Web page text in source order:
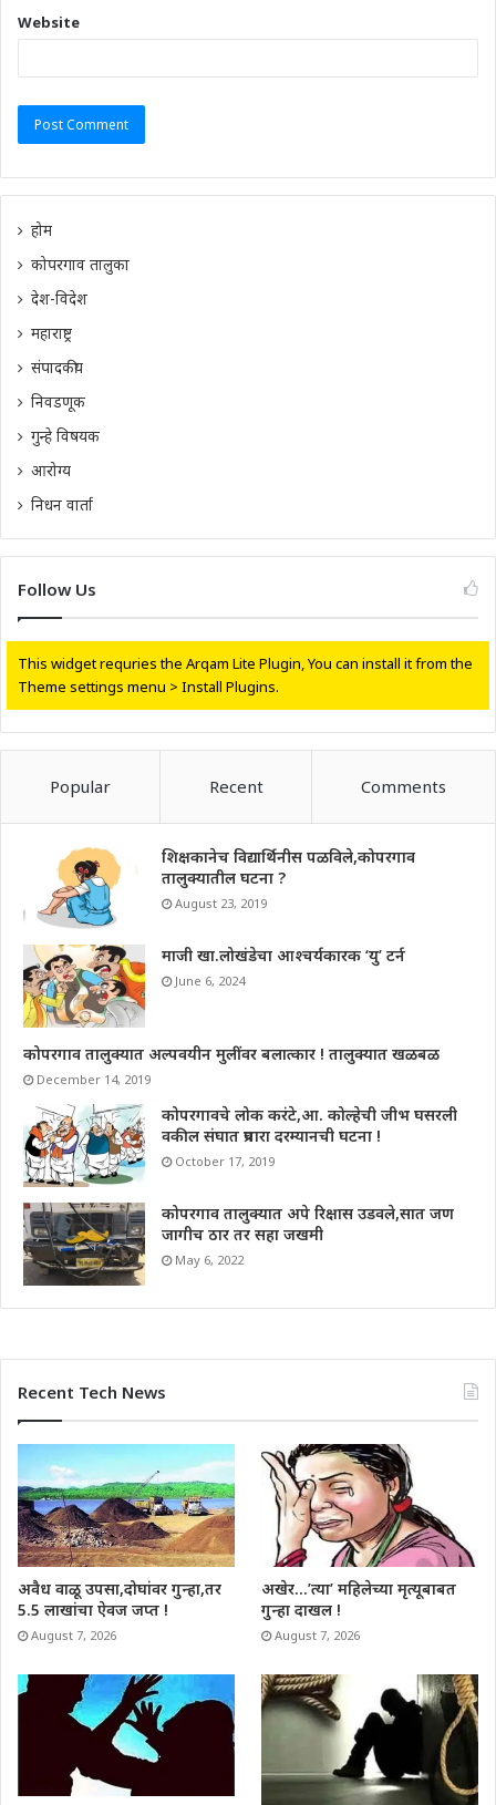
Website
होम
कोपरगाव तालुका
देश-विदेश
महाराष्ट्र
संपादकीय
निवडणूक
गुन्हे विषयक
आरोग्य
निधन वार्ता
Follow Us
This widget requries the Arqam Lite Plugin, You can install it from the
Theme settings menu > Install Plugins.
Popular Recent Comments
शिक्षकानेच विद्यार्थिनीस पळविले,कोपरगाव
तालुक्यातील घटना ?
August 23, 2019
माजी खा.लोखंडेचा आश्चर्यकारक ‘यु’ टर्न
June 6, 2024
कोपरगाव तालुक्यात अल्पवयीन मुलींवर बलात्कार ! तालुक्यात खळबळ
December 14, 2019
कोपरगावचे लोक करंटे,आ. कोल्हेची जीभ घसरली
वकील संघात प्रचारा दरम्यानची घटना !
October 17, 2019
कोपरगाव तालुक्यात अपे रिक्षास उडवले,सात जण
जागीच ठार तर सहा जखमी
May 6, 2022
Recent Tech News
अवैध वाळू उपसा,दोघांवर गुन्हा,तर
5.5 लाखांचा ऐवज जप्त !
August 7, 2026
अखेर…’त्या’ महिलेच्या मृत्यूबाबत
गुन्हा दाखल !
August 7, 2026